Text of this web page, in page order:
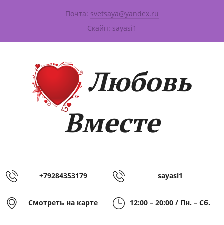
Почта: svetsaya@yandex.ru
Скайп: sayasi1
Любовь
Вместе
+79284353179 sayasi1
Смотреть на карте 12:00 – 20:00 / Пн. – Сб.